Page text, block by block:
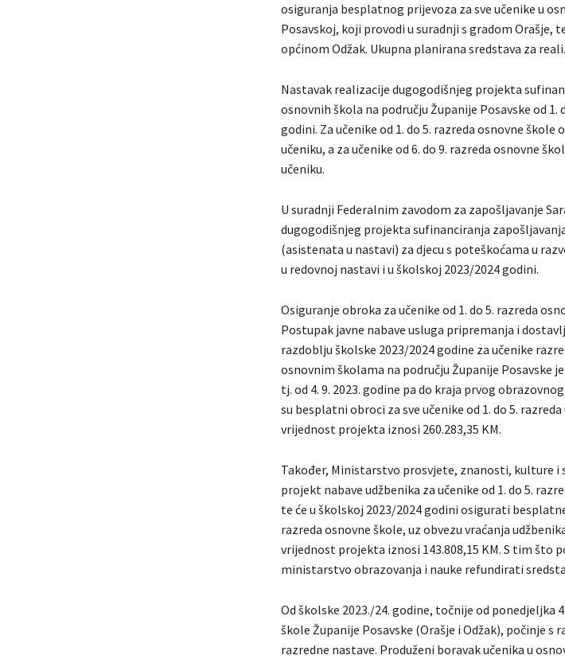
osiguranja besplatnog prijevoza za sve učenike u
Posavskoj, koji provodi u suradnji s gradom Orašje,
općinom Odžak. Ukupna planirana sredstava za
Nastavak realizacije dugogodišnjeg projekta
osnovnih škola na području Županije Posavske od 1.
godini. Za učenike od 1. do 5. razreda osnovne škole
učeniku, a za učenike od 6. do 9. razreda osnovne
učeniku.
U suradnji Federalnim zavodom za zapošljavanje
dugogodišnjeg projekta sufinanciranja
(asistenata u nastavi) za djecu s poteškoćama u
u redovnoj nastavi i u školskoj 2023/2024 godini.
Osiguranje obroka za učenike od 1. do 5. razreda
Postupak javne nabave usluga pripremanja i
razdoblju školske 2023/2024 godine za učenike
osnovnim školama na području Županije Posavske
tj. od 4. 9. 2023. godine pa do kraja prvog
su besplatni obroci za sve učenike od 1. do 5.
vrijednost projekta iznosi 260.283,35 KM.
Također, Ministarstvo prosvjete, znanosti, kulture i
projekt nabave udžbenika za učenike od 1. do 5.
te će u školskoj 2023/2024 godini osigurati
razreda osnovne škole, uz obvezu vraćanja
vrijednost projekta iznosi 143.808,15 KM. S tim što
ministarstvo obrazovanja i nauke refundirati
Od školske 2023./24. godine, točnije od ponedjeljka
škole Županije Posavske (Orašje i Odžak), počinje s
razredne nastave. Produženi boravak učenika u